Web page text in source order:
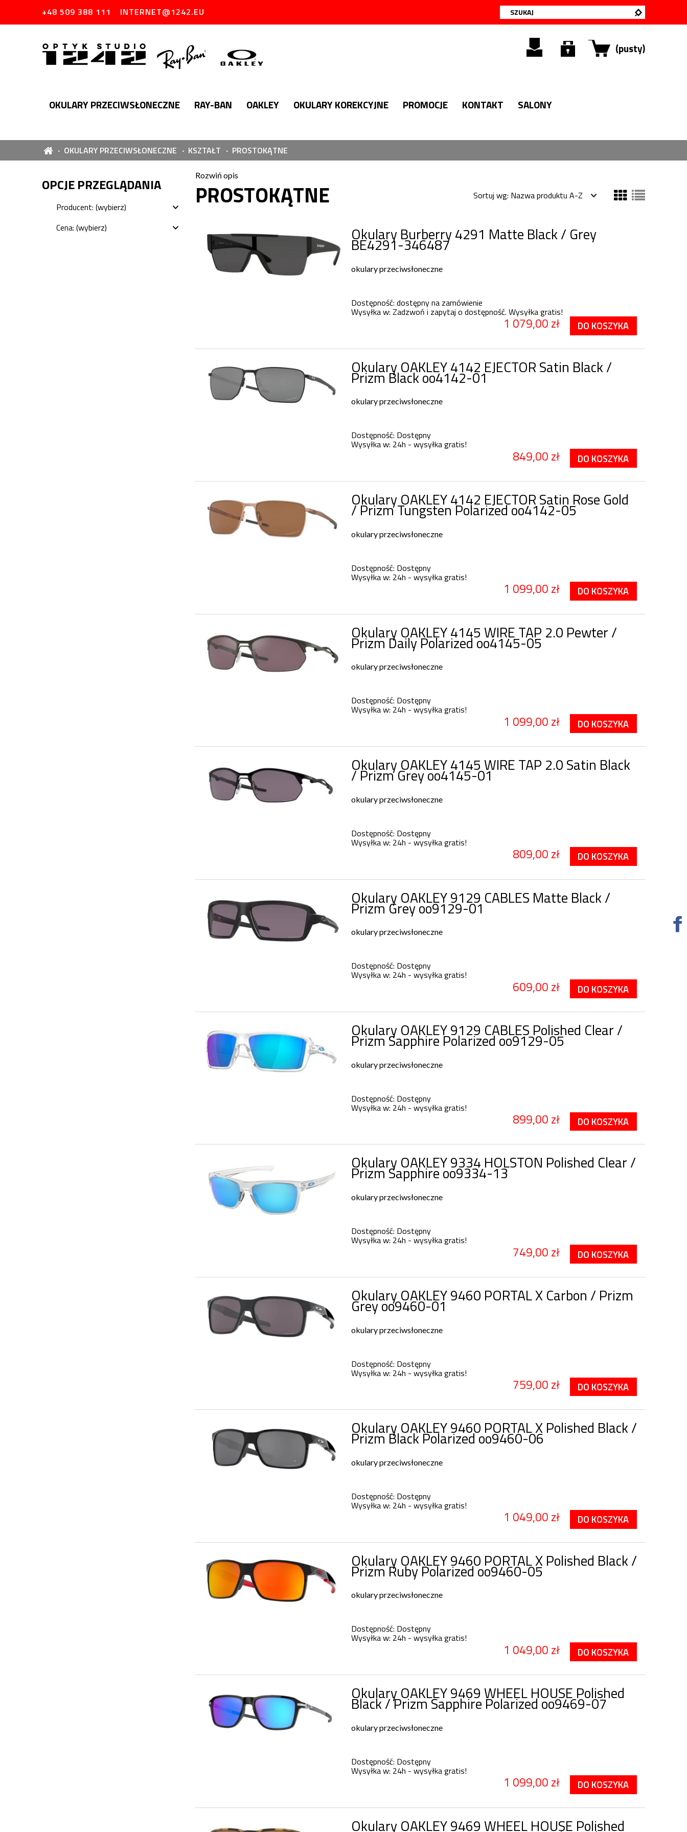
+48 509 388 111 INTERNET@1242.EU
(pusty)
OKULARY PRZECIWSŁONECZNE RAY-BAN OAKLEY OKULARY KOREKCYJNE PROMOCJE KONTAKT SALONY
OKULARY PRZECIWSŁONECZNE KSZTAŁT PROSTOKĄTNE
OPCJE PRZEGLĄDANIA
Producent: (wybierz)
Cena: (wybierz)
Rozwiń opis
PROSTOKĄTNE Sortuj wg: Nazwa produktu A-Z
Okulary Burberry 4291 Matte Black / Grey
BE4291-346487
okulary przeciwsłoneczne
Dostępność: dostępny na zamówienie
Wysyłka w: Zadzwoń i zapytaj o dostępność. Wysyłka gratis!
1 079,00 zł DO KOSZYKA
Okulary OAKLEY 4142 EJECTOR Satin Black /
Prizm Black oo4142-01
okulary przeciwsłoneczne
Dostępność: Dostępny
Wysyłka w: 24h - wysyłka gratis!
849,00 zł DO KOSZYKA
Okulary OAKLEY 4142 EJECTOR Satin Rose Gold
/ Prizm Tungsten Polarized oo4142-05
okulary przeciwsłoneczne
Dostępność: Dostępny
Wysyłka w: 24h - wysyłka gratis!
1 099,00 zł DO KOSZYKA
Okulary OAKLEY 4145 WIRE TAP 2.0 Pewter /
Prizm Daily Polarized oo4145-05
okulary przeciwsłoneczne
Dostępność: Dostępny
Wysyłka w: 24h - wysyłka gratis!
1 099,00 zł DO KOSZYKA
Okulary OAKLEY 4145 WIRE TAP 2.0 Satin Black
/ Prizm Grey oo4145-01
okulary przeciwsłoneczne
Dostępność: Dostępny
Wysyłka w: 24h - wysyłka gratis!
809,00 zł DO KOSZYKA
Okulary OAKLEY 9129 CABLES Matte Black /
Prizm Grey oo9129-01
okulary przeciwsłoneczne
Dostępność: Dostępny
Wysyłka w: 24h - wysyłka gratis!
609,00 zł DO KOSZYKA
Okulary OAKLEY 9129 CABLES Polished Clear /
Prizm Sapphire Polarized oo9129-05
okulary przeciwsłoneczne
Dostępność: Dostępny
Wysyłka w: 24h - wysyłka gratis!
899,00 zł DO KOSZYKA
Okulary OAKLEY 9334 HOLSTON Polished Clear /
Prizm Sapphire oo9334-13
okulary przeciwsłoneczne
Dostępność: Dostępny
Wysyłka w: 24h - wysyłka gratis!
749,00 zł DO KOSZYKA
Okulary OAKLEY 9460 PORTAL X Carbon / Prizm
Grey oo9460-01
okulary przeciwsłoneczne
Dostępność: Dostępny
Wysyłka w: 24h - wysyłka gratis!
759,00 zł DO KOSZYKA
Okulary OAKLEY 9460 PORTAL X Polished Black /
Prizm Black Polarized oo9460-06
okulary przeciwsłoneczne
Dostępność: Dostępny
Wysyłka w: 24h - wysyłka gratis!
1 049,00 zł DO KOSZYKA
Okulary OAKLEY 9460 PORTAL X Polished Black /
Prizm Ruby Polarized oo9460-05
okulary przeciwsłoneczne
Dostępność: Dostępny
Wysyłka w: 24h - wysyłka gratis!
1 049,00 zł DO KOSZYKA
Okulary OAKLEY 9469 WHEEL HOUSE Polished
Black / Prizm Sapphire Polarized oo9469-07
okulary przeciwsłoneczne
Dostępność: Dostępny
Wysyłka w: 24h - wysyłka gratis!
1 099,00 zł DO KOSZYKA
Okulary OAKLEY 9469 WHEEL HOUSE Polished